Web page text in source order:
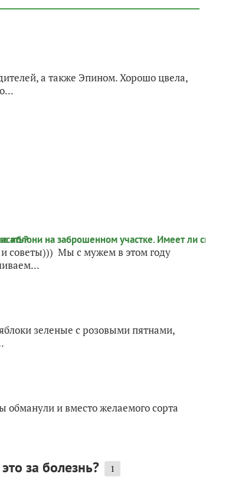
а также Эпином. Хорошо цвела,
и советы))) Мы с мужем в этом году
зеленые с розовыми пятнами,
обманули и вместо желаемого сорта
за болезнь? 1